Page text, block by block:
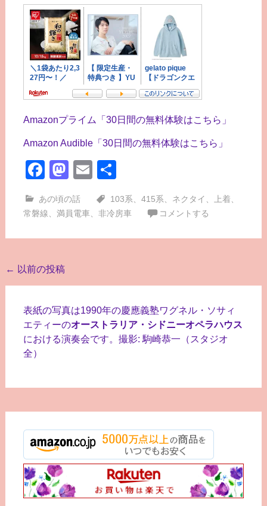
Amazonプライム「30日間の無料体験はこちら」
Amazon Audible「30日間の無料体験はこちら」
Facebook
Mastodon
Email
共
あの頃の話 103系 415系 ネクタイ 上着
常磐線
満員電車、 非冷房車 コメントする
投
稿
シ
← 以前の投稿
表紙の写真は1990年の慶應義塾ワグネル・ソサィ
エティーのオーストラリア・シドニーオペラハウス
における演奏会です。撮影: 駒崎恭一（スタジオ
全）